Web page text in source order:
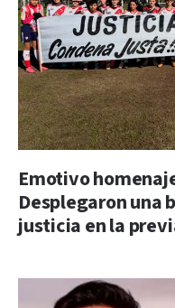
Emotivo
Desplegaron una
justicia en la